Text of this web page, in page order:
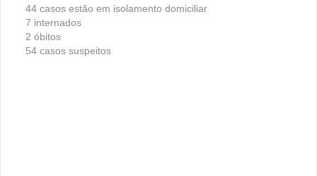
44 casos estão em isolamento domiciliar
7 internados
2 óbitos
54 casos suspeitos